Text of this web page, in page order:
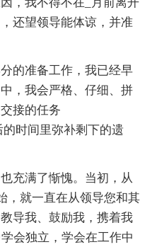
，我不得不在_月前离开
还望领导能体谅，并准
的准备工作，我已经早
，我会严格、仔细、拼
接的任务
的时间里弥补剩下的遗
充满了惭愧。当初，从
，就一直在从领导您和其
导我、鼓励我，携着我
会独立，学会在工作中